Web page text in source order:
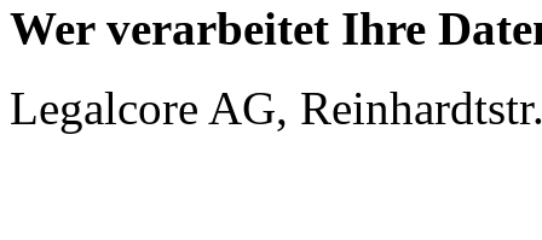
Wer verarbeitet Ihre
Legalcore AG,